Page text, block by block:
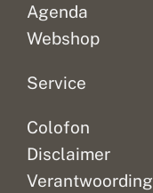
Agenda
Webshop
Service
Colofon
Disclaimer
Verantwoording